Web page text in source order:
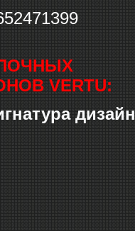
VERTU:
дизайн